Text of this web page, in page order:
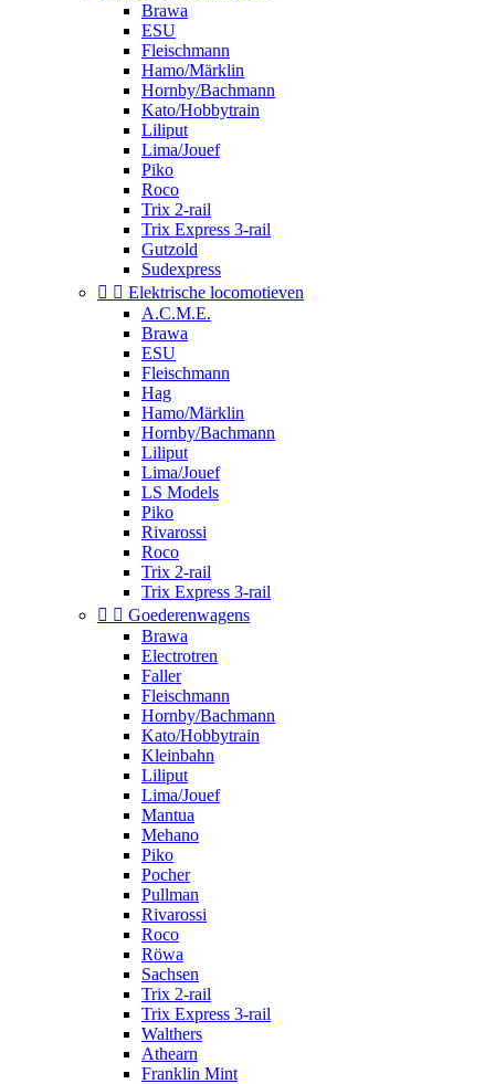
Brawa
ESU
Fleischmann
Hamo/Märklin
Hornby/Bachmann
Kato/Hobbytrain
Liliput
Lima/Jouef
Piko
Roco
Trix 2-rail
Trix Express 3-rail
Gutzold
Sudexpress
  Elektrische locomotieven
A.C.M.E.
Brawa
ESU
Fleischmann
Hag
Hamo/Märklin
Hornby/Bachmann
Liliput
Lima/Jouef
LS Models
Piko
Rivarossi
Roco
Trix 2-rail
Trix Express 3-rail
  Goederenwagens
Brawa
Electrotren
Faller
Fleischmann
Hornby/Bachmann
Kato/Hobbytrain
Kleinbahn
Liliput
Lima/Jouef
Mantua
Mehano
Piko
Pocher
Pullman
Rivarossi
Roco
Röwa
Sachsen
Trix 2-rail
Trix Express 3-rail
Walthers
Athearn
Franklin Mint